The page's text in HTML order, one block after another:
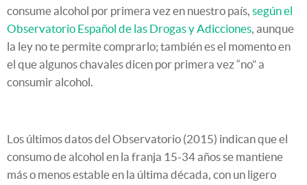
consume alcohol por primera vez en nuestro país, según el
Observatorio Español de las Drogas y Adicciones, aunque
la ley no te permite comprarlo; también es el momento en
el que algunos chavales dicen por primera vez “no” a
consumir alcohol.
Los últimos datos del Observatorio (2015) indican que el
consumo de alcohol en la franja 15-34 años se mantiene
más o menos estable en la última década, con un ligero